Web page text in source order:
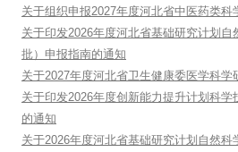
关于组织申报2027年度河北省中医药类
关于印发2026年度河北省基础研究计划
批）申报指南的通知
关于2027年度河北省卫生健康委医学科学
关于印发2026年度创新能力提升计划科
的通知
关于2026年度河北省基础研究计划自然科